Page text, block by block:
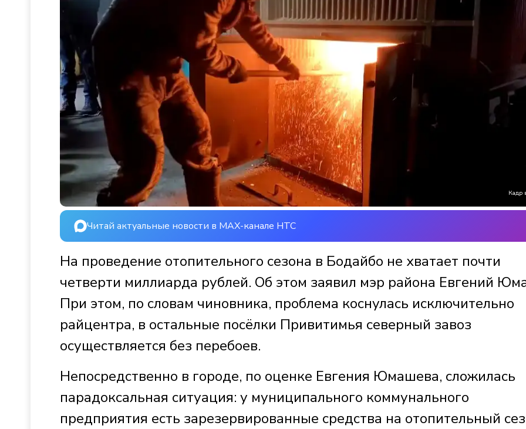
Кадр
Читай актуальные новости в MAX-канале НТС
На проведение отопительного сезона в Бодайбо не хватает почти
четверти миллиарда рублей. Об этом заявил мэр района Евгений
При этом, по словам чиновника, проблема коснулась исключительно
райцентра, в остальные посёлки Привитимья северный завоз
осуществляется без перебоев.
Непосредственно в городе, по оценке Евгения Юмашева, сложилась
парадоксальная ситуация: у муниципального коммунального
предприятия есть зарезервированные средства на отопительный